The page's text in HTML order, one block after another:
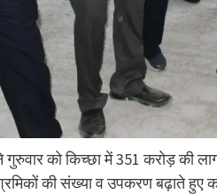
को किच्छा में 351 करोड़ की
की संख्या व उपकरण बढ़ाते हुए